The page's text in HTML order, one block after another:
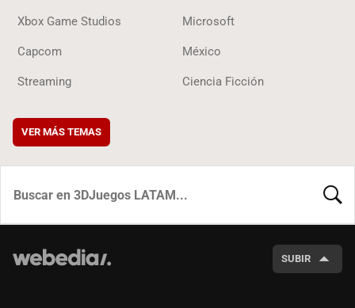
Xbox Game Studios Microsoft
Capcom México
Streaming Ciencia Ficción
VER MÁS TEMAS
SUBIR